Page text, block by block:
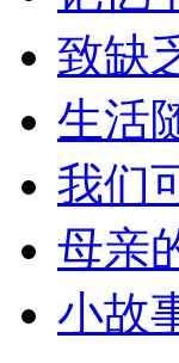
致缺
生活
我们
母亲
小故